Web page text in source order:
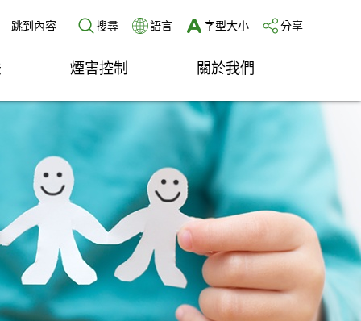
跳到內容 搜尋 語言 字型大小 分享
煙害控制 關於我們